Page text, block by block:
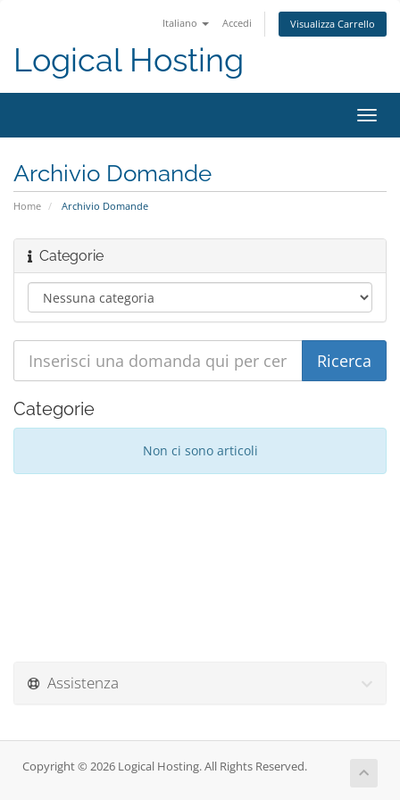
Italiano Accedi Visualizza Carrello
Logical Hosting
Attiva
Archivio Domande
Home Archivio Domande
Categorie
Categorie
Non ci sono articoli
Assistenza
Copyright © 2026 Logical Hosting. All Rights Reserved.